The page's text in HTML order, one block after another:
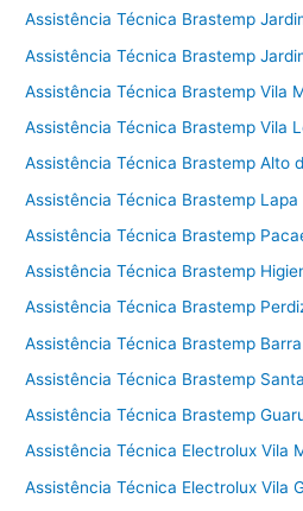
Assistência Técnica Brastemp
Assistência Técnica Brastemp
Assistência Técnica Brastemp Vila
Assistência Técnica Brastemp Vila
Assistência Técnica Brastemp Alto
Assistência Técnica Brastemp Lapa
Assistência Técnica Brastemp
Assistência Técnica Brastemp
Assistência Técnica Brastemp
Assistência Técnica Brastemp
Assistência Técnica Brastemp
Assistência Técnica Brastemp
Assistência Técnica Electrolux Vila
Assistência Técnica Electrolux Vila